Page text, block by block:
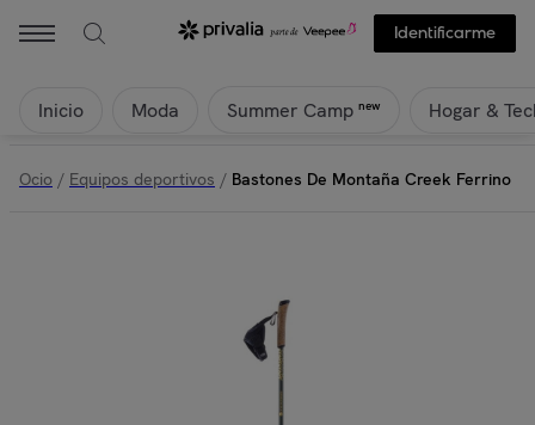
Identificarme
Inicio Moda Summer Camp new Hogar &
Ocio / Equipos deportivos / Bastones De Montaña Creek Ferrino